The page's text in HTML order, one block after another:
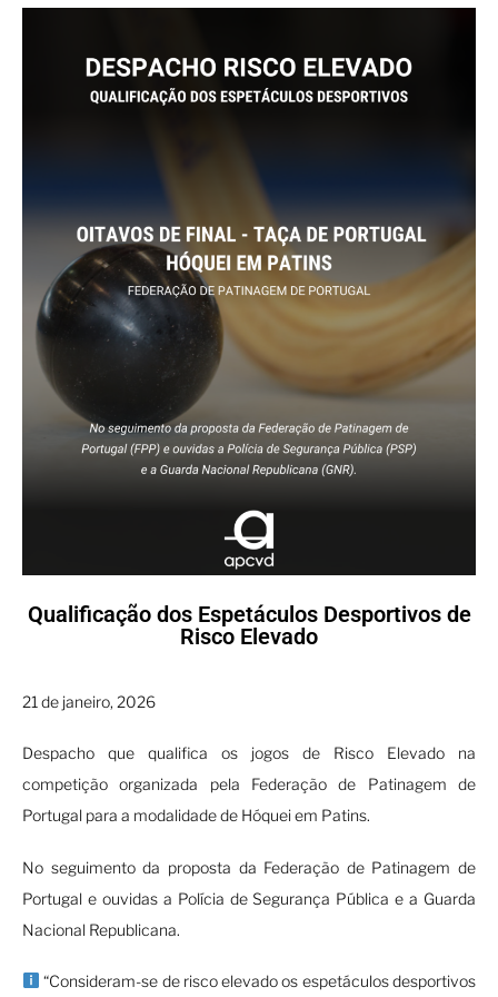
Qualificação dos Espetáculos Desportivos de
Risco Elevado
21 de janeiro, 2026
Despacho que qualifica os jogos de Risco Elevado na
competição organizada pela Federação de Patinagem de
Portugal para a modalidade de Hóquei em Patins.
No seguimento da proposta da Federação de Patinagem de
Portugal e ouvidas a Polícia de Segurança Pública e a Guarda
Nacional Republicana.
“Consideram-se de risco elevado os espetáculos desportivos